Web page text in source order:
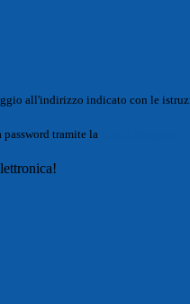
all'indirizzo indicato con le
tramite la